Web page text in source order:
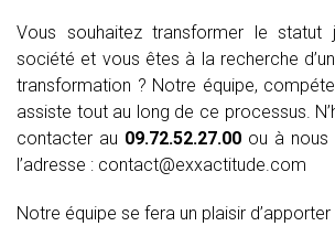
Vous souhaitez transformer le statut
société et vous êtes à la recherche
transformation ? Notre équipe,
assiste tout au long de ce processus.
contacter au 09.72.52.27.00 ou à nous
l’adresse : contact@exxactitude.com
Notre équipe se fera un plaisir